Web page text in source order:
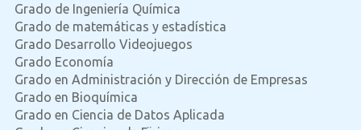
Grado de Ingeniería Química
Grado de matemáticas y estadística
Grado Desarrollo Videojuegos
Grado Economía
Grado en Administración y Dirección de Empresas
Grado en Bioquímica
Grado en Ciencia de Datos Aplicada